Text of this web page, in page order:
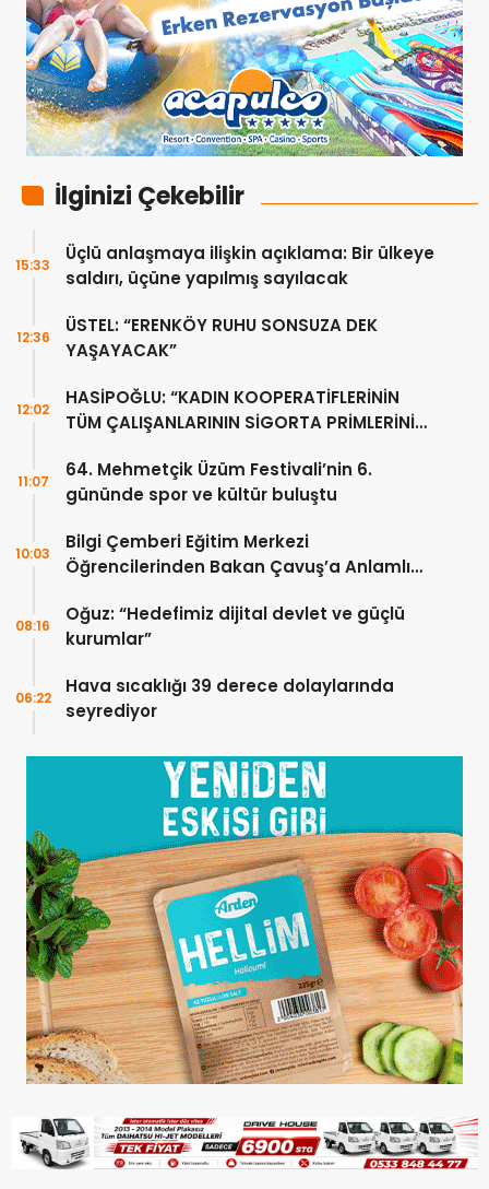
İlginizi Çekebilir
Üçlü anlaşmaya ilişkin açıklama: Bir ülkeye
saldırı, üçüne yapılmış sayılacak
15:33
ÜSTEL: “ERENKÖY RUHU SONSUZA DEK
YAŞAYACAK”
12:36
HASİPOĞLU: “KADIN KOOPERATİFLERİNİN
TÜM ÇALIŞANLARININ SİGORTA PRİMLERİNİ
12:02
64. Mehmetçik Üzüm Festivali’nin 6.
gününde spor ve kültür buluştu
11:07
Bilgi Çemberi Eğitim Merkezi
Öğrencilerinden Bakan Çavuş’a Anlamlı
10:03
Oğuz: “Hedefimiz dijital devlet ve güçlü
kurumlar”
08:16
Hava sıcaklığı 39 derece dolaylarında
seyrediyor
06:22